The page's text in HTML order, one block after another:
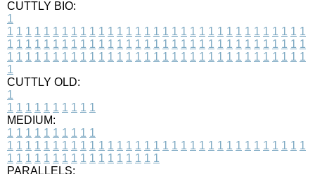
CUTTLY BIO:
1
1 1 1 1 1 1 1 1 1 1 1 1 1 1 1 1 1 1 1 1 1 1 1 1 1 1 1 1 1 1 1 1 1
1 1 1 1 1 1 1 1 1 1 1 1 1 1 1 1 1 1 1 1 1 1 1 1 1 1 1 1 1 1 1 1 1
1 1 1 1 1 1 1 1 1 1 1 1 1 1 1 1 1 1 1 1 1 1 1 1 1 1 1 1 1 1 1 1 1
1
CUTTLY OLD:
1
1 1 1 1 1 1 1 1 1 1
MEDIUM:
1 1 1 1 1 1 1 1 1 1
1 1 1 1 1 1 1 1 1 1 1 1 1 1 1 1 1 1 1 1 1 1 1 1 1 1 1 1 1 1 1 1 1
1 1 1 1 1 1 1 1 1 1 1 1 1 1 1 1 1
PARALLELS: